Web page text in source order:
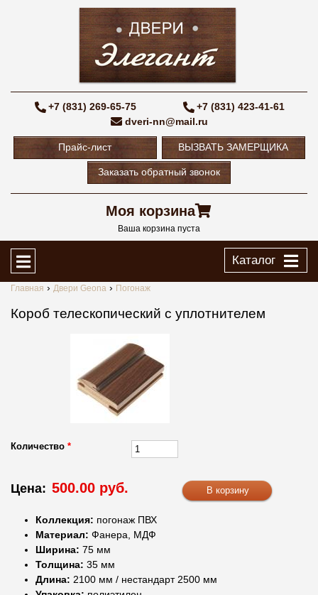
+7 (831) 269-65-75
+7 (831) 423-41-61
dveri-nn@mail.ru
Прайс-лист ВЫЗВАТЬ ЗАМЕРЩИКА
Заказать обратный звонок
Моя корзина
Ваша корзина пуста
Каталог
Главная Двери Geona Погонаж
Короб телескопический с уплотнителем
Количество *
Цена: 500.00 руб.
Коллекция: погонаж ПВХ
Материал: Фанера, МДФ
Ширина: 75 мм
Толщина: 35 мм
Длина: 2100 мм / нестандарт 2500 мм